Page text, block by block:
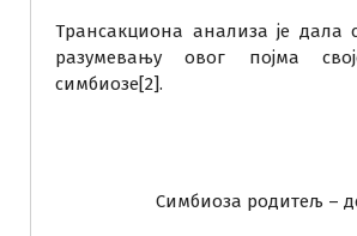
Трансакциона анализа је дала
разумевању овог појма
симбиозе[2].
Симбиоза родитељ –